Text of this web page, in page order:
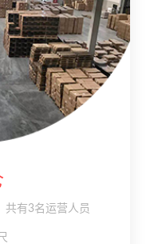
共有3名运营人员